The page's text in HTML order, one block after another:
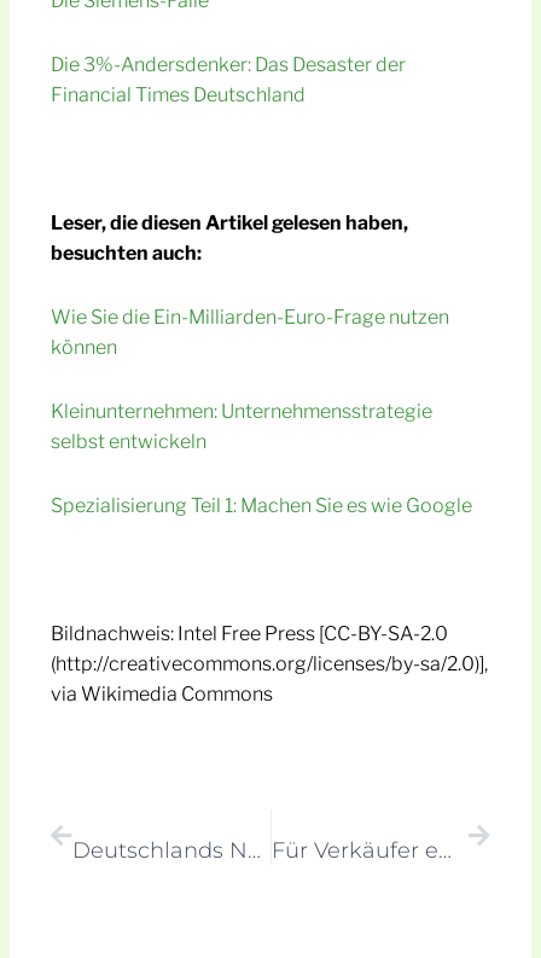
Die 3%-Andersdenker: Das Desaster der
Financial Times Deutschland
Leser, die diesen Artikel gelesen haben,
besuchten auch:
Wie Sie die Ein-Milliarden-Euro-Frage nutzen
können
Kleinunternehmen: Unternehmensstrategie
selbst entwickeln
Spezialisierung Teil 1: Machen Sie es wie Google
Bildnachweis: Intel Free Press [CC-BY-SA-2.0
(http://creativecommons.org/licenses/by-sa/2.0)],
via Wikimedia Commons
Deutschlands Nobel-Uhren-Hersteller verschlafen den Trend Für Verkäufer empfehlenswert: Das Hörbuch-Seminar von Roger Rankel